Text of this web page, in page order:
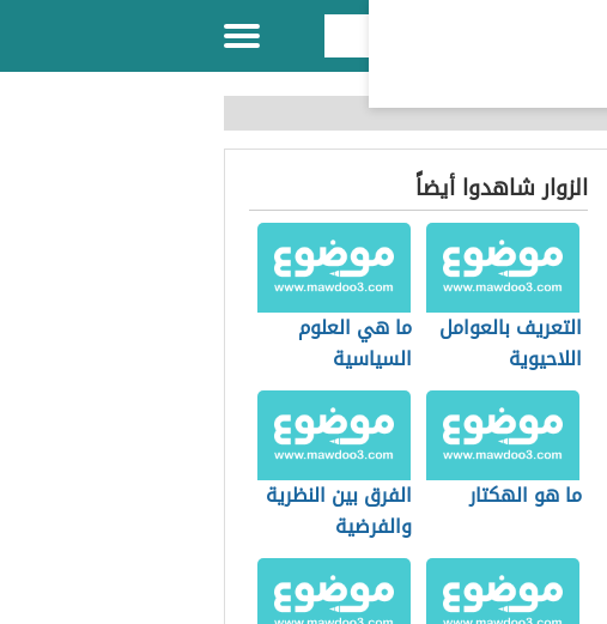
الزوار شاهدوا أيضاً
التعريف بالعوامل
اللاحيوية
ما هي العلوم
السياسية
ما هو الهكتار
الفرق بين النظرية
والفرضية